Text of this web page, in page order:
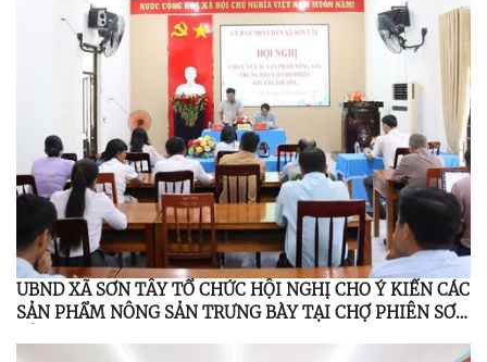
UBND XÃ SƠN TÂY TỔ CHỨC HỘI NGHỊ CHO Ý KIẾN CÁC
SẢN PHẨM NÔNG SẢN TRƯNG BÀY TẠI CHỢ PHIÊN SƠN